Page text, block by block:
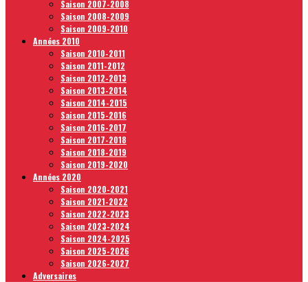
Saison 2007-2008
Saison 2008-2009
Saison 2009-2010
Années 2010
Saison 2010-2011
Saison 2011-2012
Saison 2012-2013
Saison 2013-2014
Saison 2014-2015
Saison 2015-2016
Saison 2016-2017
Saison 2017-2018
Saison 2018-2019
Saison 2019-2020
Années 2020
Saison 2020-2021
Saison 2021-2022
Saison 2022-2023
Saison 2023-2024
Saison 2024-2025
Saison 2025-2026
Saison 2026-2027
Adversaires